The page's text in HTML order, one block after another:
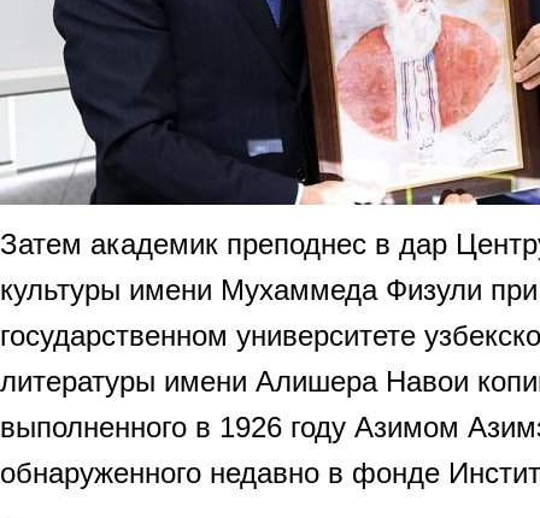
Затем академик преподнес в дар
культуры имени Мухаммеда Физули
государственном университете
литературы имени Алишера Навои
выполненного в 1926 году Азимом
обнаруженного недавно в фонде